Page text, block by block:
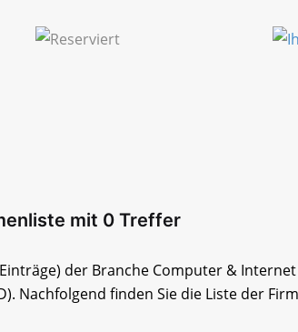
mit 0 Treffer
der Branche Computer &
Nachfolgend finden Sie die Liste der